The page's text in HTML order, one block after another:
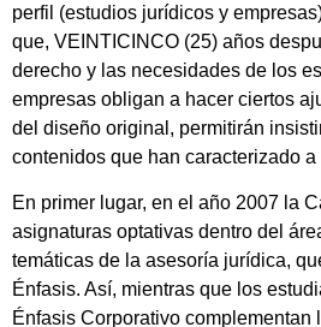
perfil (estudios jurídicos y
que, VEINTICINCO (25) años
derecho y las necesidades de los
empresas obligan a hacer ciertos
del diseño original, permitirán
contenidos que han caracterizado a
En primer lugar, en el año 2007 la
asignaturas optativas dentro del
temáticas de la asesoría jurídica,
Énfasis. Así, mientras que los
Énfasis Corporativo complementan